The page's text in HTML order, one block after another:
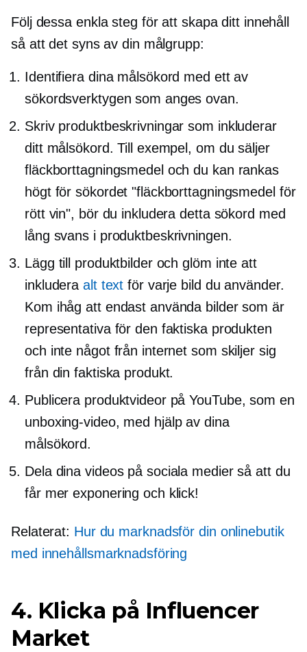
Följ dessa enkla steg för att skapa ditt innehåll
så att det syns av din målgrupp:
Identifiera dina målsökord med ett av
sökordsverktygen som anges ovan.
Skriv produktbeskrivningar som inkluderar
ditt målsökord. Till exempel, om du säljer
fläckborttagningsmedel och du kan rankas
högt för sökordet "fläckborttagningsmedel för
rött vin", bör du inkludera detta sökord med
lång svans i produktbeskrivningen.
Lägg till produktbilder och glöm inte att
inkluderaalt text för varje bild du använder.
Kom ihåg att endast använda bilder som är
representativa för den faktiska produkten
och inte något från internet som skiljer sig
från din faktiska produkt.
Publicera produktvideor på YouTube, som en
unboxing-video, med hjälp av dina
målsökord.
Dela dina videos på sociala medier så att du
får mer exponering och klick!
Relaterat: Hur du marknadsför din onlinebutik
med innehållsmarknadsföring
4. Klicka på Influencer
Market